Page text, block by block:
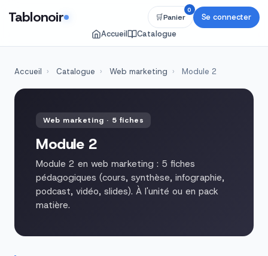
Tablonoir
Accueil Catalogue
🛒Panier
0
Se connecter
Accueil › Catalogue › Web marketing › Module 2
Web marketing · 5 fiches
Module 2
Module 2 en web marketing : 5 fiches
pédagogiques (cours, synthèse, infographie,
podcast, vidéo, slides). À l'unité ou en pack
matière.